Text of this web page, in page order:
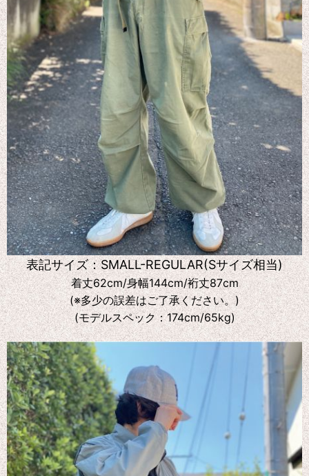
表記サイズ：SMALL-REGULAR(Sサイズ相当)
着丈62cm/身幅144cm/裄丈87cm
(※多少の誤差はご了承ください。)
(モデルスペック：174cm/65kg)